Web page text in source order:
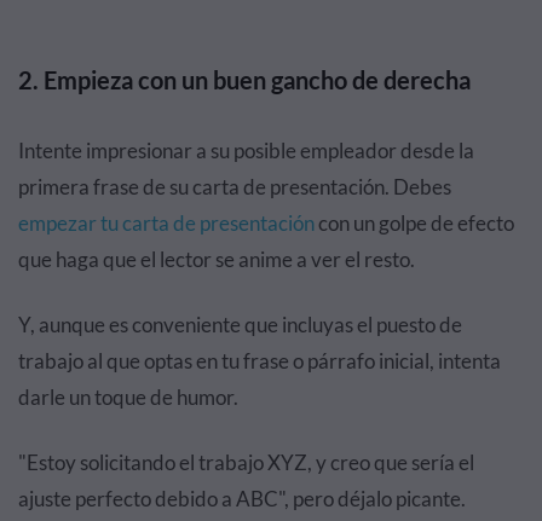
2. Empieza con un buen gancho de derecha
Intente impresionar a su posible empleador desde la
primera frase de su carta de presentación. Debes
empezar tu carta de presentacióncon un golpe de efecto
que haga que el lector se anime a ver el resto.
Y, aunque es conveniente que incluyas el puesto de
trabajo al que optas en tu frase o párrafo inicial, intenta
darle un toque de humor.
"Estoy solicitando el trabajo XYZ, y creo que sería el
ajuste perfecto debido a ABC", pero déjalo picante.